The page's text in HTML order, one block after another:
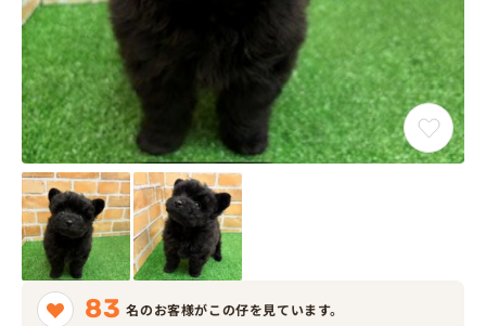
83 名のお客様がこの仔を見ています。